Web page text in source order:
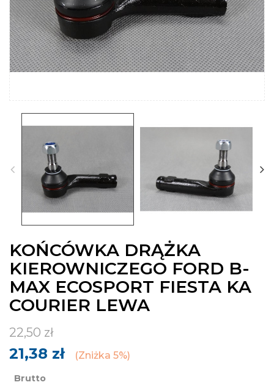
KOŃCÓWKA DRĄŻKA
KIEROWNICZEGO FORD B-
MAX ECOSPORT FIESTA KA
COURIER LEWA
22,50 zł
21,38 zł Zniżka 5%
Brutto